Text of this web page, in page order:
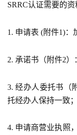
SRRC认证需要的资
1. 申请表 (附件1)：
2. 承诺书（附件2）
3. 经办人委托书（
托经办人保持一致；
4. 申请商营业执照